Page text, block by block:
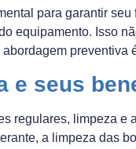
para garantir
equipamento. Isso
preventiva
e seus
regulares, limpeza
a limpeza das